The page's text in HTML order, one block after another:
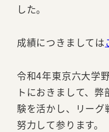
した。
成績につきましては
令和4年東京六大学
トにおきまして、
験を活かし、リー
努力して参ります。